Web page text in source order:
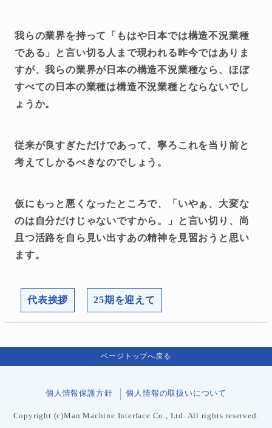
我らの業界を持って「もはや日本では構造不況業種
である」と言い切る人まで現われる昨今ではありま
すが、我らの業界が日本の構造不況業種なら、ほぼ
すべての日本の業種は構造不況業種とならないでし
ょうか。
従来が良すぎただけであって、寧ろこれを当り前と
考えてしかるべきなのでしょう。
仮にもっと悪くなったところで、「いやぁ、大変な
のは自分だけじゃないですから。」と言い切り、尚
且つ活路を自ら見い出すあの精神を見習おうと思い
ます。
代表挨拶 25期を迎えて
ページトップへ戻る
個人情報保護方針 個人情報の取扱いについて
Copyright (c)Man Machine Interface Co., Ltd. All rights reserved.